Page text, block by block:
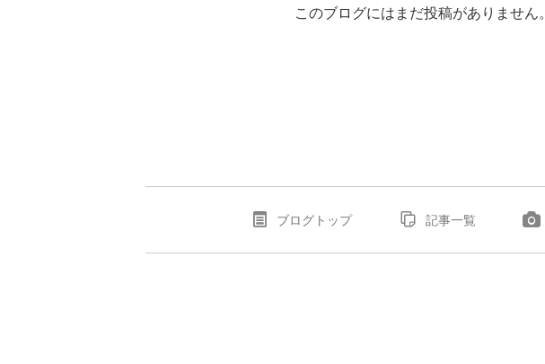
このブログにはまだ投稿がありません。
ブログトップ 記事一覧